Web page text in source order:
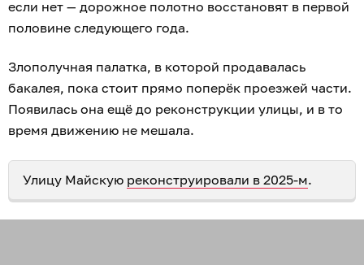
если нет — дорожное полотно восстановят в первой
половине следующего года.
Злополучная палатка, в которой продавалась
бакалея, пока стоит прямо поперёк проезжей части.
Появилась она ещё до реконструкции улицы, и в то
время движению не мешала.
Улицу Майскую реконструировали в 2025-м.